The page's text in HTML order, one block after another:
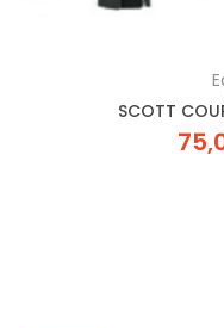
SCOTT